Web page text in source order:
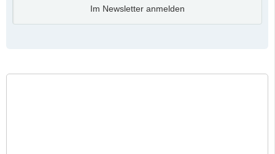
Im Newsletter anmelden